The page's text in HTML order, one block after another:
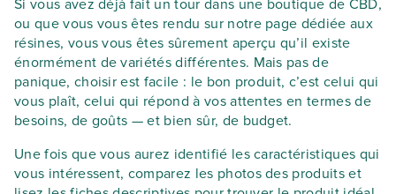
Si vous avez déjà fait un tour dans une boutique de CBD,
ou que vous vous êtes rendu sur notre page dédiée aux
résines, vous vous êtes sûrement aperçu qu’il existe
énormément de variétés différentes. Mais pas de
panique, choisir est facile : le bon produit, c’est celui qui
vous plaît, celui qui répond à vos attentes en termes de
besoins, de goûts — et bien sûr, de budget.
Une fois que vous aurez identifié les caractéristiques qui
vous intéressent, comparez les photos des produits et